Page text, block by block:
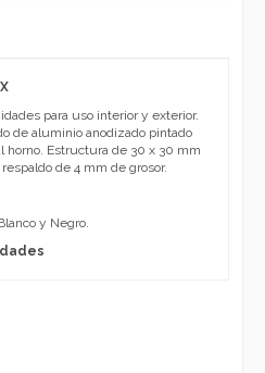
para uso interior y exterior.
de aluminio anodizado pintado
horno. Estructura de 30 x 30 mm
de 4 mm de grosor.
y Negro.